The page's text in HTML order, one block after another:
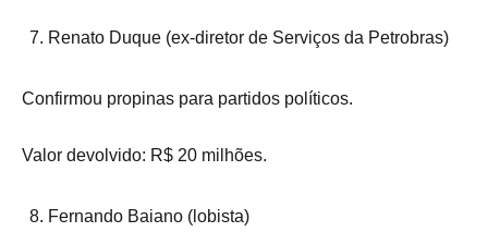
Renato Duque (ex-diretor de Serviços da Petrobras)
Confirmou propinas para partidos políticos.
Valor devolvido: R$ 20 milhões.
Fernando Baiano (lobista)